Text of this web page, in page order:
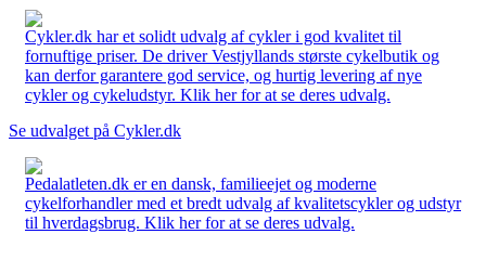
Cykler.dk har et solidt udvalg af cykler i god kvalitet til
fornuftige priser. De driver Vestjyllands største cykelbutik og
kan derfor garantere god service, og hurtig levering af nye
cykler og cykeludstyr. Klik her for at se deres udvalg.
Se udvalget på Cykler.dk
Pedalatleten.dk er en dansk, familieejet og moderne
cykelforhandler med et bredt udvalg af kvalitetscykler og udstyr
til hverdagsbrug. Klik her for at se deres udvalg.